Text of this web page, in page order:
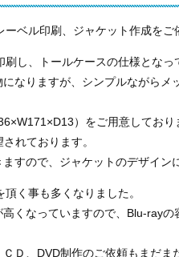
ベル印刷、ジャケット作成をご
し、トールケースの仕様となっ
なりますが、シンプルながら
）をご用意しており
れております。
すので、ジャケットのデザイン
く事も多くなりました。
くなっていますので、Blu-ray
Ｄ、DVD制作のご依頼もまだま